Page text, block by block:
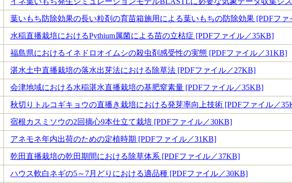
葉いもち防除効果の長い粒剤の育苗箱施用による葉いもちの防除効果 [PDFファ
水稲直播栽培におけるPythium属菌による苗の立枯症 [PDFファイル／35KB]
福島県におけるイネドロオイムシの殺虫剤感受性の実態 [PDFファイル／31KB]
湛水土中直播栽培の落水出芽法における除草法 [PDFファイル／27KB]
会津地域における水稲湛水直播栽培の基肥窒素量 [PDFファイル／35KB]
秋切りトルコギキョウの直播き栽培における発芽率向上技術 [PDFファイル／
宿根カスミソウの2回摘心9本仕立て栽培 [PDFファイル／30KB]
アネモネ年内出荷のための定植時期 [PDFファイル／31KB]
乾田直播栽培の乾田期間における除草体系 [PDFファイル／37KB]
ハウス軟白ネギの5～7月どりにおける適品種 [PDFファイル／30KB]